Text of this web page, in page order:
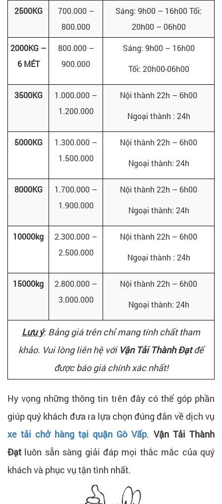
2500KG
700.000 –
800.000
Sáng: 9h00 – 16h00 Tối:
20h00 – 06h00
2000KG –
6 MÉT
800.000 –
900.000
Sáng: 9h00 – 16h00
Tối: 20h00-06h00
3500KG
1.000.000 –
1.200.000
Nội thành 22h – 6h00
Ngoại thành : 24h
5000KG
1.300.000 –
1.500.000
Nội thành 22h – 6h00
Ngoại thành: 24h
8000KG
1.700.000 –
1.900.000
Nội thành 22h – 6h00
Ngoại thành: 24h
10000kg
2.300.000 –
2.500.000
Nội thành 22h – 6h00
Ngoại thành : 24h
15000kg
2.800.000 –
3.000.000
Nội thành 22h – 6h00
Ngoại thành: 24h
Lưu ý: Bảng giá trên chỉ mang tính chất tham
khảo. Vui lòng liên hệ với Vận Tải Thành Đạtđể
được báo giá chính xác nhất!
Hy vọng những thông tin trên đây có thể góp phần
giúp quý khách đưa ra lựa chọn đúng đắn về dịch vụ
xe tải chở hàng tại quận Gò Vấp. Vận Tải Thành
Đạt luôn sẵn sàng giải đáp mọi thắc mắc của quý
khách và phục vụ tận tình nhất.